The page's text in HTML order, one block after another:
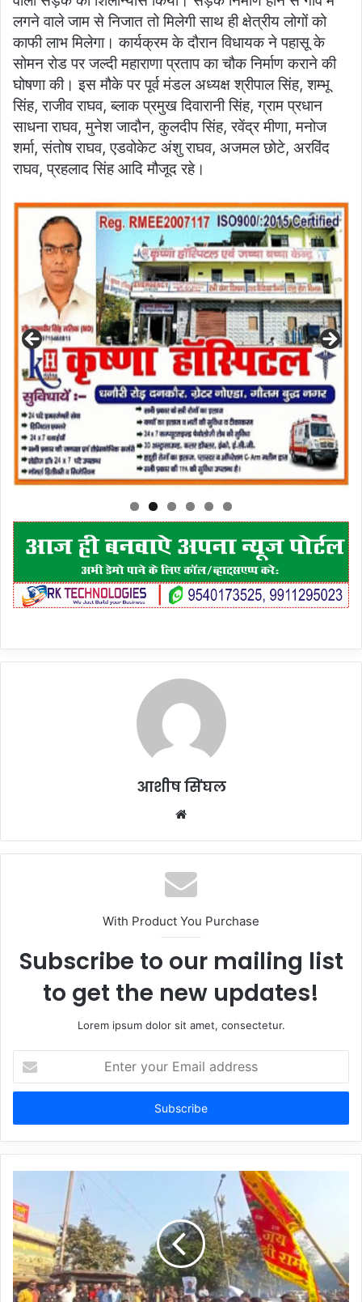
लगने वाले जाम से निजात तो मिलेगी साथ ही क्षेत्रीय लोगों को
काफी लाभ मिलेगा। कार्यक्रम के दौरान विधायक ने पहासू के
सोमन रोड पर जल्दी महाराणा प्रताप का चौक निर्माण कराने की
घोषणा की। इस मौके पर पूर्व मंडल अध्यक्ष श्रीपाल सिंह, शम्भू
सिंह, राजीव राघव, ब्लाक प्रमुख दिवारानी सिंह, ग्राम प्रधान
साधना राघव, मुनेश जादौन, कुलदीप सिंह, रवेंद्र मीणा, मनोज
शर्मा, संतोष राघव, एडवोकेट अंशु राघव, अजमल छोटे, अरविंद
राघव, प्रहलाद सिंह आदि मौजूद रहे।
आशीष सिंघल
Website
With Product You Purchase
Subscribe to our mailing list
to get the new updates!
Lorem ipsum dolor sit amet, consectetur.
your
Email